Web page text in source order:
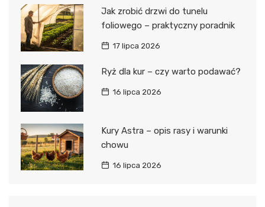
Jak zrobić drzwi do tunelu
foliowego – praktyczny poradnik
17 lipca 2026
Ryż dla kur – czy warto podawać?
16 lipca 2026
Kury Astra – opis rasy i warunki
chowu
16 lipca 2026